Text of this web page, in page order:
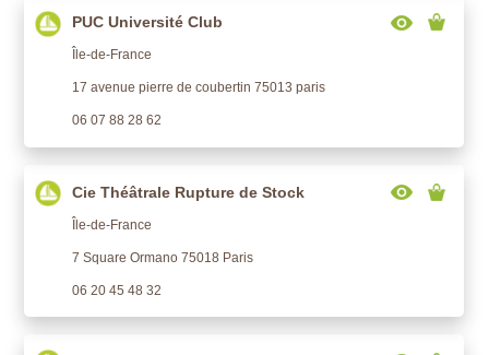
PUC Université Club
Île-de-France
17 avenue pierre de coubertin 75013 paris
06 07 88 28 62
Cie Théâtrale Rupture de Stock
Île-de-France
7 Square Ormano 75018 Paris
06 20 45 48 32